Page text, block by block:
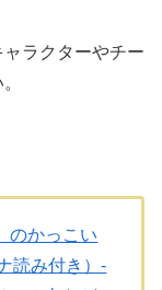
ラクターやチー
のかっこい
読み付き）-